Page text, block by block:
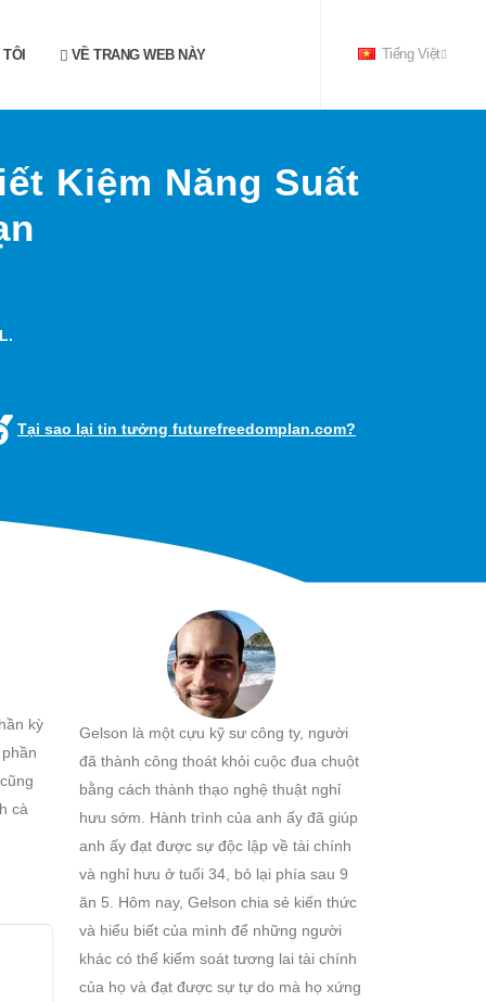
VỀ TRANG WEB NÀY Tiếng Việt
Kiệm Năng Suất
Tại sao lại tin tưởng futurefreedomplan.com?
kỳ
cà
Gelson là một cựu kỹ sư công ty, người
đã thành công thoát khỏi cuộc đua chuột
bằng cách thành thạo nghệ thuật nghỉ
hưu sớm. Hành trình của anh ấy đã giúp
anh ấy đạt được sự độc lập về tài chính
và nghỉ hưu ở tuổi 34, bỏ lại phía sau 9
ăn 5. Hôm nay, Gelson chia sẻ kiến thức
và hiểu biết của mình để những người
khác có thể kiểm soát tương lai tài chính
của họ và đạt được sự tự do mà họ xứng